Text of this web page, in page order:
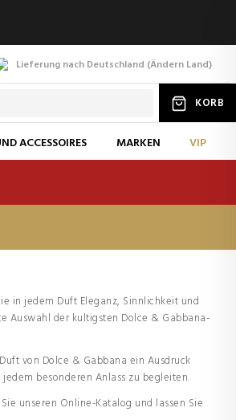
Lieferung nach Deutschland (Ändern Land)
KORB
ACCESSOIRES MARKEN VIP
in jedem Duft Eleganz, Sinnlichkeit und
Auswahl der kultigsten Dolce & Gabbana-
von Dolce & Gabbana ein Ausdruck
besonderen Anlass zu begleiten.
unseren Online-Katalog und lassen Sie